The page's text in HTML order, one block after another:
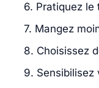
6. Pratiquez le
7. Mangez
8. Choisissez
9. Sensibilisez